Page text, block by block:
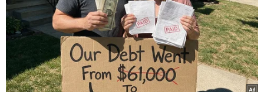
chứa đựng nhiều giá trị, tiềm năng phát triển
thành không gian sáng tạob ởi làng chứa đựng
hạ tầng văn hóa sáng tạo, trên cả vật thể và phi
vật thể, là nền tảng phát triển hoạt động sáng
tạo.